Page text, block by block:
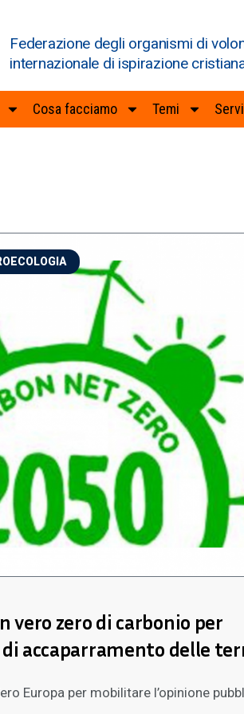
Federazione degli organismi di
internazionale di ispirazione
Cosa facciamo Temi
vero zero di carbonio per
accaparramento delle
Europa per mobilitare l’opinione